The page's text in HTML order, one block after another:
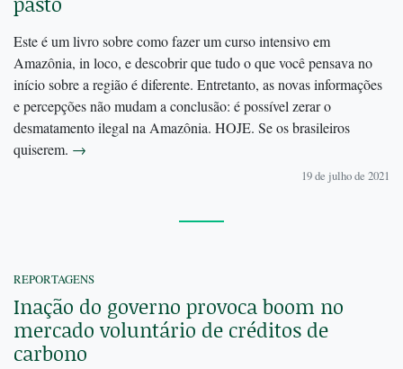
Este é um livro sobre como fazer um curso intensivo em
Amazônia, in loco, e descobrir que tudo o que você pensava no
início sobre a região é diferente. Entretanto, as novas informações
e percepções não mudam a conclusão: é possível zerar o
desmatamento ilegal na Amazônia. HOJE. Se os brasileiros
quiserem. →
19 de julho de 2021
REPORTAGENS
Inação do governo provoca boom no
mercado voluntário de créditos de
carbono